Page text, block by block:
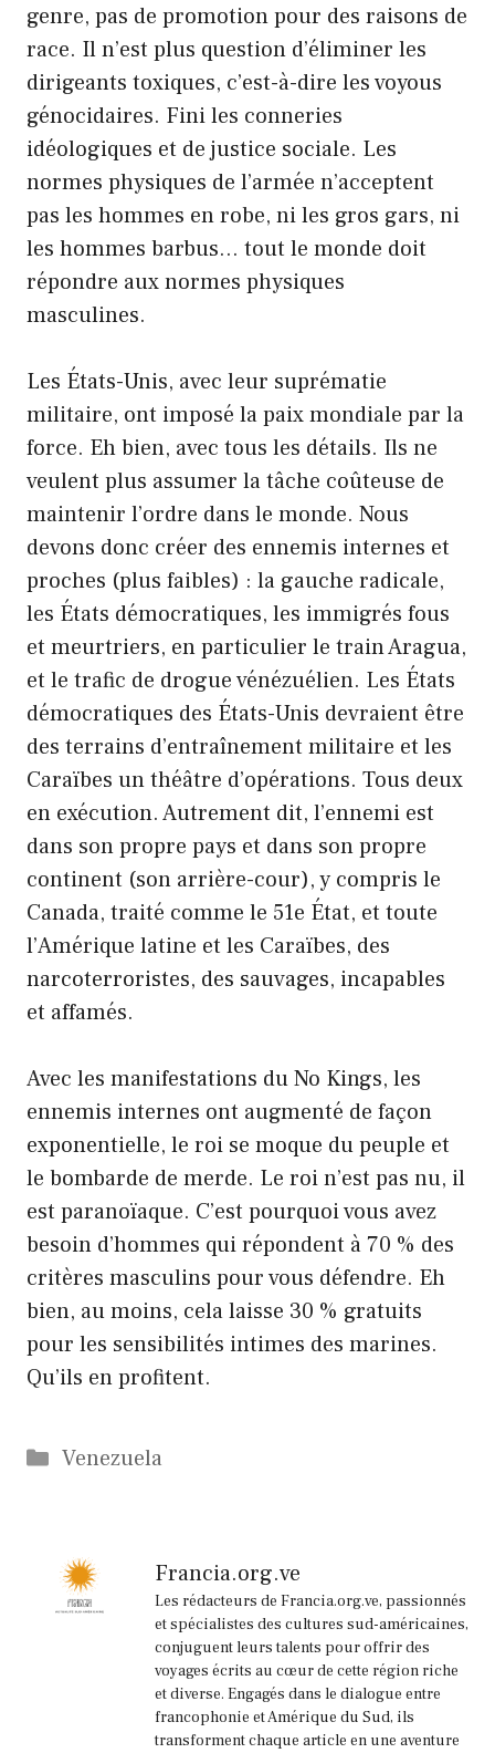
genre, pas de promotion pour des raisons de
race. Il n’est plus question d’éliminer les
dirigeants toxiques, c’est-à-dire les voyous
génocidaires. Fini les conneries
idéologiques et de justice sociale. Les
normes physiques de l’armée n’acceptent
pas les hommes en robe, ni les gros gars, ni
les hommes barbus… tout le monde doit
répondre aux normes physiques
masculines.
Les États-Unis, avec leur suprématie
militaire, ont imposé la paix mondiale par la
force. Eh bien, avec tous les détails. Ils ne
veulent plus assumer la tâche coûteuse de
maintenir l’ordre dans le monde. Nous
devons donc créer des ennemis internes et
proches (plus faibles) : la gauche radicale,
les États démocratiques, les immigrés fous
et meurtriers, en particulier le train Aragua,
et le trafic de drogue vénézuélien. Les États
démocratiques des États-Unis devraient être
des terrains d’entraînement militaire et les
Caraïbes un théâtre d’opérations. Tous deux
en exécution. Autrement dit, l’ennemi est
dans son propre pays et dans son propre
continent (son arrière-cour), y compris le
Canada, traité comme le 51e État, et toute
l’Amérique latine et les Caraïbes, des
narcoterroristes, des sauvages, incapables
et affamés.
Avec les manifestations du No Kings, les
ennemis internes ont augmenté de façon
exponentielle, le roi se moque du peuple et
le bombarde de merde. Le roi n’est pas nu, il
est paranoïaque. C’est pourquoi vous avez
besoin d’hommes qui répondent à 70 % des
critères masculins pour vous défendre. Eh
bien, au moins, cela laisse 30 % gratuits
pour les sensibilités intimes des marines.
Qu’ils en profitent.
Catégories
Venezuela
Francia.org.ve
Les rédacteurs de Francia.org.ve, passionnés
et spécialistes des cultures sud-américaines,
conjuguent leurs talents pour offrir des
voyages écrits au cœur de cette région riche
et diverse. Engagés dans le dialogue entre
francophonie et Amérique du Sud, ils
transforment chaque article en une aventure